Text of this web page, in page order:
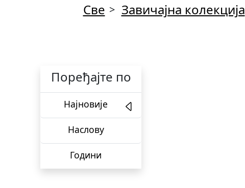
Све > Завичајна колекција
Поређајте по
Најновије
Наслову
Години